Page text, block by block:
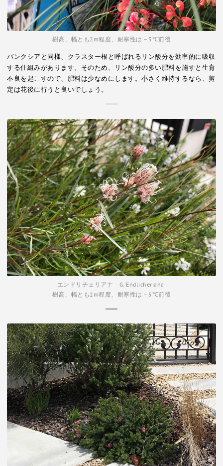
樹高、幅とも2m程度、耐寒性は－5℃前後
バンクシアと同様、クラスター根と呼ばれるリン酸分を効率的に吸収
する仕組みがあります。そのため、リン酸分の多い肥料を施すと生育
不良を起こすので、肥料は少なめにします。小さく維持するなら、剪
定は花後に行うと良いでしょう。
エンドリチェリアナ G.'Endlicheriana'
樹高、幅とも2m程度、耐寒性は－5℃前後